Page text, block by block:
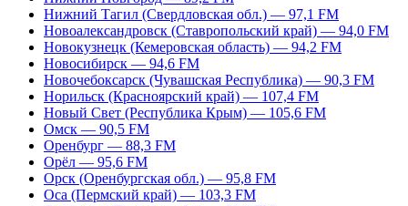
Нижний Тагил (Свердловская обл.) — 97,1 FM
Новоалександровск (Ставропольский край) — 94,0 FM
Новокузнецк (Кемеровская область) — 94,2 FM
Новосибирск — 94,6 FM
Новочебоксарск (Чувашская Республика) — 90,3 FM
Норильск (Красноярский край) — 107,4 FM
Новый Свет (Республика Крым) — 105,6 FM
Омск — 90,5 FM
Оренбург — 88,3 FM
Орёл — 95,6 FM
Орск (Оренбургская обл.) — 95,8 FM
Оса (Пермский край) — 103,3 FM